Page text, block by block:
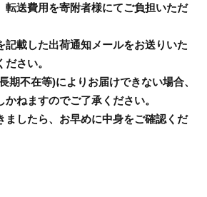
送費用を寄附者様にてご負担いただ
載した出荷通知メールをお送りいた
さい。
期不在等)によりお届けできない場合、
ねますのでご了承ください。
したら、お早めに中身をご確認くだ